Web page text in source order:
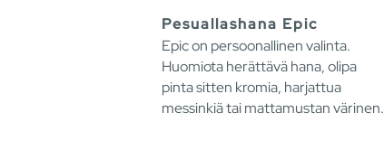
Pesuallashana Epic
Epic on persoonallinen valinta.
Huomiota herättävä hana, olipa
pinta sitten kromia, harjattua
messinkiä tai mattamustan värinen.